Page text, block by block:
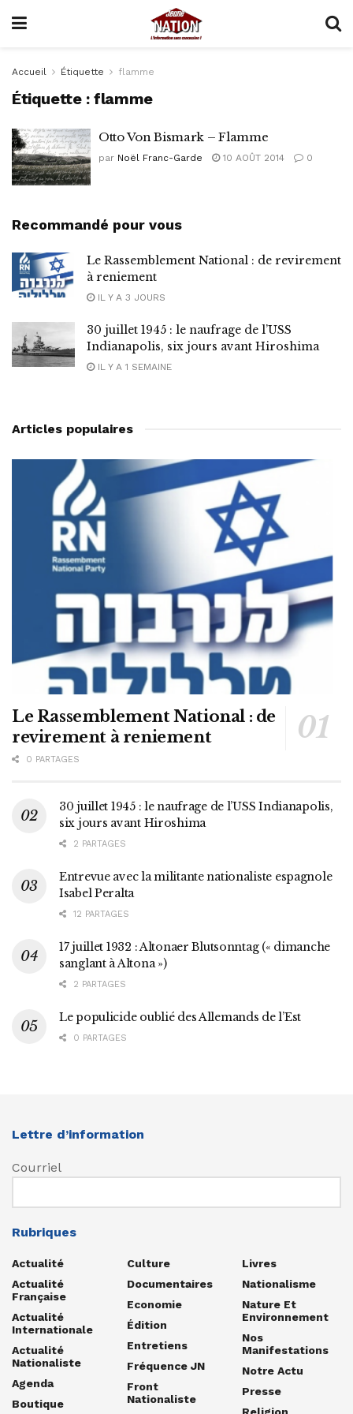
Accueil Étiquette flamme
Étiquette :flamme
Otto Von Bismark – Flamme
par Noël Franc-Garde 10 AOÛT 2014 0
Recommandé pour vous
Le Rassemblement National : de revirement
à reniement
IL Y A 3 JOURS
30 juillet 1945 : le naufrage de l’USS
Indianapolis, six jours avant Hiroshima
IL Y A 1 SEMAINE
Articles populaires
Le Rassemblement National : de
revirement à reniement
0 PARTAGES
30 juillet 1945 : le naufrage de l’USS Indianapolis,
six jours avant Hiroshima
2 PARTAGES
Entrevue avec la militante nationaliste espagnole
Isabel Peralta
12 PARTAGES
17 juillet 1932 : Altonaer Blutsonntag (« dimanche
sanglant à Altona »)
2 PARTAGES
Le populicide oublié des Allemands de l’Est
0 PARTAGES
Lettre d’information
Courriel
Rubriques
Actualité
Actualité
Française
Actualité
Internationale
Actualité
Nationaliste
Agenda
Boutique
Culture
Documentaires
Economie
Édition
Entretiens
Fréquence JN
Front
Nationaliste
Livres
Nationalisme
Nature Et
Environnement
Nos
Manifestations
Notre Actu
Presse